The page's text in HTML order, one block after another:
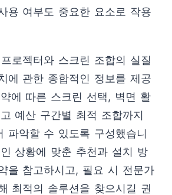
용 여부도 중요한 요소로 작용
로젝터와 스크린 조합의 실질
에 관한 종합적인 정보를 제공
에 따른 스크린 선택, 벽면 활
예산 구간별 최적 조합까지
파악할 수 있도록 구성했습니
상황에 맞춘 추천과 설치 방
을 참고하시고, 필요 시 전문가
최적의 솔루션을 찾으시길 권